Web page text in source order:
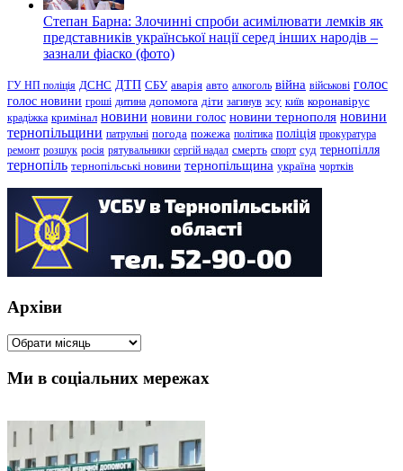
Степан Барна: Злочинні спроби асимілювати лемків як
представників української нації серед інших народів –
зазнали фіаско (фото)
ГУ НП поліція ДСНС ДТП СБУ аварія авто алкоголь війна військові голос
голос новини гроші дитина допомога діти загинув зсу київ коронавірус
крадіжка кримінал новини новини голос новини тернополя новини
тернопільщини патрульні погода пожежа політика поліція прокуратура
ремонт розшук росія рятувальники сергій надал смерть спорт суд тернопілля
тернопіль тернопільські новини тернопільщина україна чортків
Архіви
Архіви
Ми в соціальних мережах